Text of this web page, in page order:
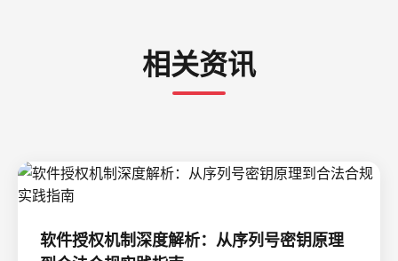
相关资讯
软件授权机制深度解析：从序列号密钥原理